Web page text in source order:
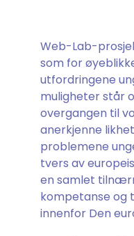
Web-Lab-
som for
utfordringene
muligheter står
overgangen til
anerkjenne
problemene
tvers av
en samlet
kompetanse og
innenfor Den